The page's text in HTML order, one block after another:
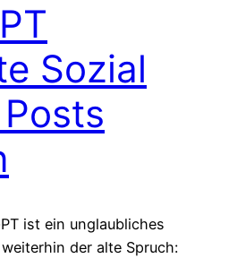
Sozial
ist ein unglaubliches
der alte Spruch: